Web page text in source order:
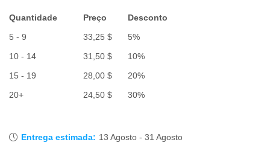
Quantidade Preço
Desconto
5 - 9
33,25 $
5%
10 - 14
31,50 $
10%
15 - 19
28,00 $
20%
20+
24,50 $ 30%
Entrega estimada: 13 Agosto - 31 Agosto